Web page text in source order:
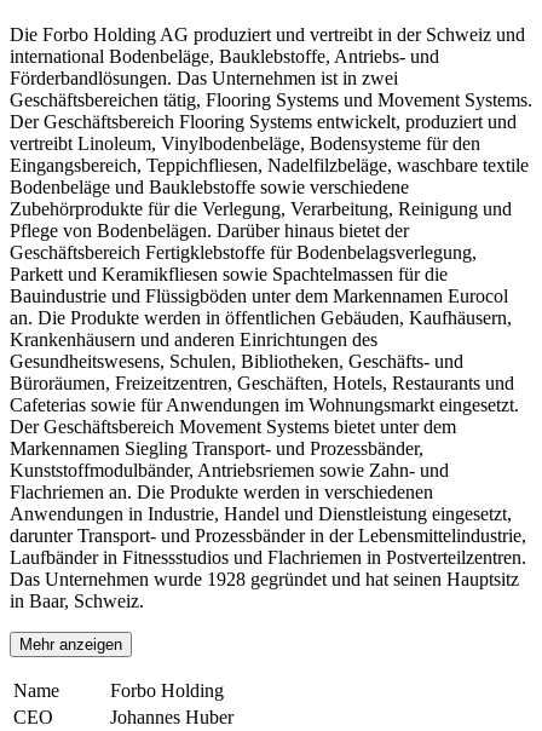
Die Forbo Holding AG produziert und vertreibt in der Schweiz und
international Bodenbeläge, Bauklebstoffe, Antriebs- und
Förderbandlösungen. Das Unternehmen ist in zwei
Geschäftsbereichen tätig, Flooring Systems und Movement Systems.
Der Geschäftsbereich Flooring Systems entwickelt, produziert und
vertreibt Linoleum, Vinylbodenbeläge, Bodensysteme für den
Eingangsbereich, Teppichfliesen, Nadelfilzbeläge, waschbare textile
Bodenbeläge und Bauklebstoffe sowie verschiedene
Zubehörprodukte für die Verlegung, Verarbeitung, Reinigung und
Pflege von Bodenbelägen. Darüber hinaus bietet der
Geschäftsbereich Fertigklebstoffe für Bodenbelagsverlegung,
Parkett und Keramikfliesen sowie Spachtelmassen für die
Bauindustrie und Flüssigböden unter dem Markennamen Eurocol
an. Die Produkte werden in öffentlichen Gebäuden, Kaufhäusern,
Krankenhäusern und anderen Einrichtungen des
Gesundheitswesens, Schulen, Bibliotheken, Geschäfts- und
Büroräumen, Freizeitzentren, Geschäften, Hotels, Restaurants und
Cafeterias sowie für Anwendungen im Wohnungsmarkt eingesetzt.
Der Geschäftsbereich Movement Systems bietet unter dem
Markennamen Siegling Transport- und Prozessbänder,
Kunststoffmodulbänder, Antriebsriemen sowie Zahn- und
Flachriemen an. Die Produkte werden in verschiedenen
Anwendungen in Industrie, Handel und Dienstleistung eingesetzt,
darunter Transport- und Prozessbänder in der Lebensmittelindustrie,
Laufbänder in Fitnessstudios und Flachriemen in Postverteilzentren.
Das Unternehmen wurde 1928 gegründet und hat seinen Hauptsitz
in Baar, Schweiz.
Mehr anzeigen
Name
Forbo Holding
CEO
Johannes Huber